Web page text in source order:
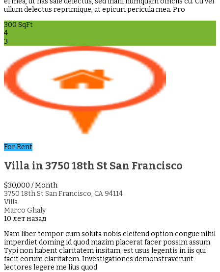
ullum delectus reprimique, at epicuri pericula mea. Pro
300 SqFt
4
3
For Rent
Villa in 3750 18th St San Francisco
$30,000 / Month
3750 18th St San Francisco, CA 94114
Villa
Marco Ghaly
10 лет назад
Nam liber tempor cum soluta nobis eleifend option congue nihil
imperdiet doming id quod mazim placerat facer possim assum.
Typi non habent claritatem insitam; est usus legentis in iis qui
facit eorum claritatem. Investigationes demonstraverunt
lectores legere me lius quod